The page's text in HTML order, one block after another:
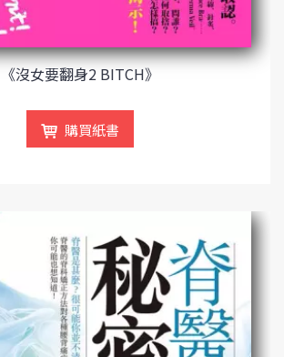
《沒女要翻身2 BITCH》
購買紙書